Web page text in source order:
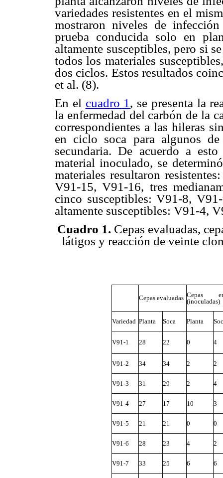
variedades resistentes en el
mostraron niveles de
prueba conducida solo en
altamente susceptibles, pero si
todos los materiales
dos ciclos. Estos resultados
et al. (8).
En el cuadro 1 , se presenta la
la enfermedad del carbón de la
correspondientes a las hileras
en ciclo soca para algunos
secundaria. De acuerdo a
material inoculado, se
materiales resultaron
V91-15, V91-16, tres
cinco susceptibles: V91-8,
altamente susceptibles: V91-4,
Cuadro 1. Cepas evaluadas,
látigos y reacción de veinte
Cepas evaluadas Cepas
(inoculadas)
Variedad Planta Soca Planta
V91-1 28 22 0 4
V91-2 34 34 2 2
V91-3 31 29 2 4
V91-4 27 17 10 3
V91-5 21 21 0 0
V91-6 28 23 4 2
V91-7 33 25 6 6